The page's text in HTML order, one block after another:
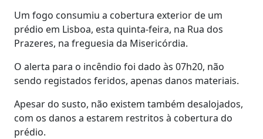
Um fogo consumiu a cobertura exterior de um
prédio em Lisboa, esta quinta-feira, na Rua dos
Prazeres, na freguesia da Misericórdia.
O alerta para o incêndio foi dado às 07h20, não
sendo registados feridos, apenas danos materiais.
Apesar do susto, não existem também desalojados,
com os danos a estarem restritos à cobertura do
prédio.